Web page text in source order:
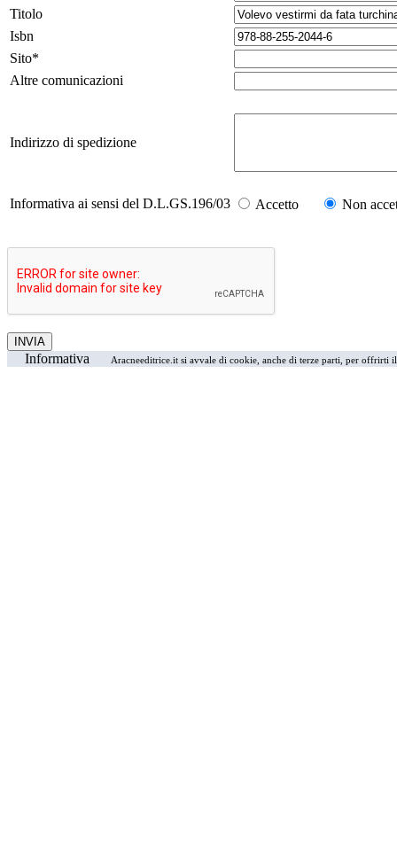
Titolo
Isbn
Sito*
Altre comunicazioni
Indirizzo di spedizione
Informativa ai sensi del D.L.GS.196/03 Accetto Non
Informativa Aracneeditrice.it si avvale di cookie, anche di terze parti, per